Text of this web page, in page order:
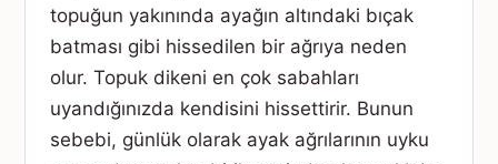
topuğun yakınında ayağın altındaki bıçak
batması gibi hissedilen bir ağrıya neden
olur. Topuk dikeni en çok sabahları
uyandığınızda kendisini hissettirir. Bunun
sebebi, günlük olarak ayak ağrılarının uyku